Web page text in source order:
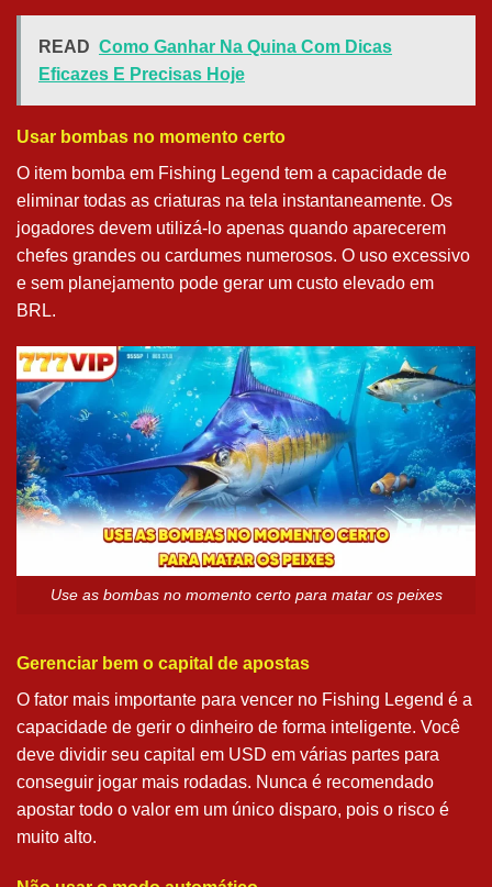
READ Como Ganhar Na Quina Com Dicas
Eficazes E Precisas Hoje
Usar bombas no momento certo
O item bomba em Fishing Legend tem a capacidade de
eliminar todas as criaturas na tela instantaneamente. Os
jogadores devem utilizá-lo apenas quando aparecerem
chefes grandes ou cardumes numerosos. O uso excessivo
e sem planejamento pode gerar um custo elevado em
BRL.
Use as bombas no momento certo para matar os peixes
Gerenciar bem o capital de apostas
O fator mais importante para vencer no Fishing Legend é a
capacidade de gerir o dinheiro de forma inteligente. Você
deve dividir seu capital em USD em várias partes para
conseguir jogar mais rodadas. Nunca é recomendado
apostar todo o valor em um único disparo, pois o risco é
muito alto.